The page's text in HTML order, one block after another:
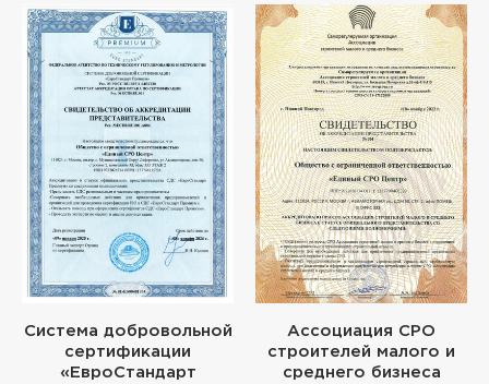
Система добровольной
сертификации
«ЕвроСтандарт
Ассоциация СРО
строителей малого и
среднего бизнеса